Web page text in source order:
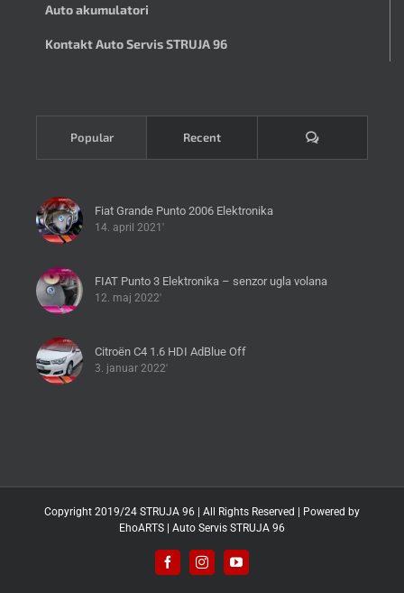
Auto akumulatori
Kontakt Auto Servis STRUJA 96
Popular Recent Komentari
Fiat Grande Punto 2006 Elektronika
14. april 2021'
FIAT Punto 3 Elektronika – senzor ugla volana
12. maj 2022'
Citroën C4 1.6 HDI AdBlue Off
3. januar 2022'
Copyright 2019/24 STRUJA 96 | All Rights Reserved | Powered by
EhoARTS | Auto Servis STRUJA 96
FacebookInstagramYouTube